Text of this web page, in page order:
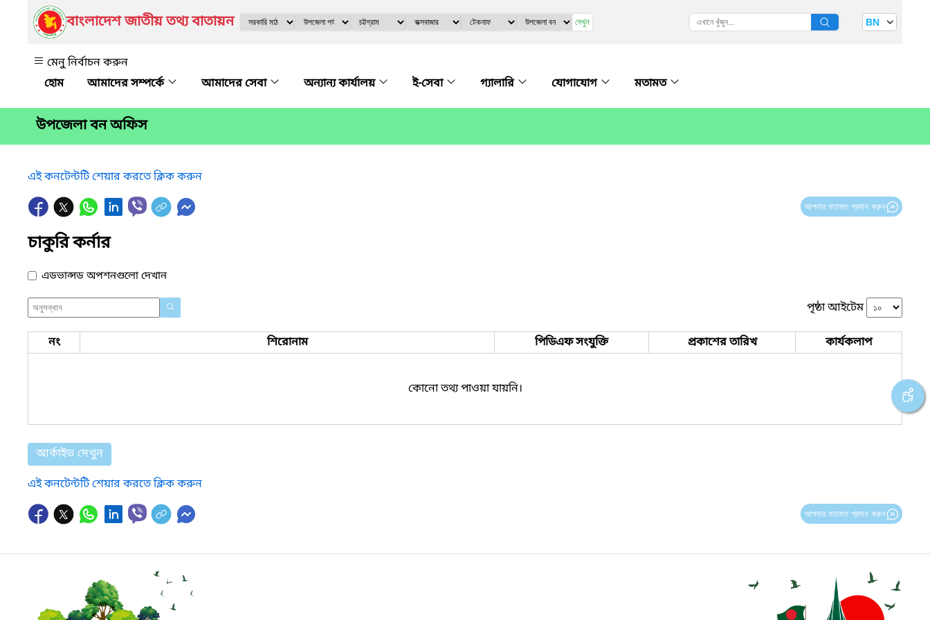
বাংলাদেশ জাতীয় তথ্য বাতায়ন দেখুন BN
মেনু নির্বাচন করুন
আমাদের সম্পর্কে
আমাদের সেবা অন্যান্য কার্যালয় ই-সেবা গ্যালারি যোগাযোগ মতামত
উপজেলা বন অফিস
এই কনটেন্টটি শেয়ার করতে ক্লিক করুন
আপনার মতামত প্রদান করুন
চাকুরি কর্নার
এডভান্সড অপশনগুলো দেখান
পৃষ্ঠা আইটেম
নং শিরোনাম পিডিএফ সংযুক্তি প্রকাশের তারিখ কার্যকলাপ
কোনো তথ্য পাওয়া যায়নি।
আর্কাইভ দেখুন
এই কনটেন্টটি শেয়ার করতে ক্লিক করুন
আপনার মতামত প্রদান করুন